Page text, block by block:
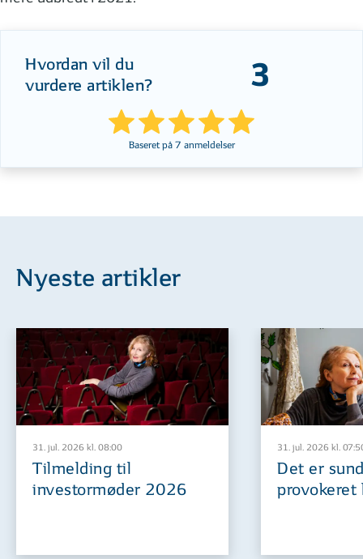
Hvordan vil du
vurdere artiklen?
3
Baseret på 7 anmeldelser
Nyeste artikler
31. jul. 2026 kl. 08:00
Tilmelding til
investormøder 2026
31. jul. 2026 kl.
Det er
provokeret